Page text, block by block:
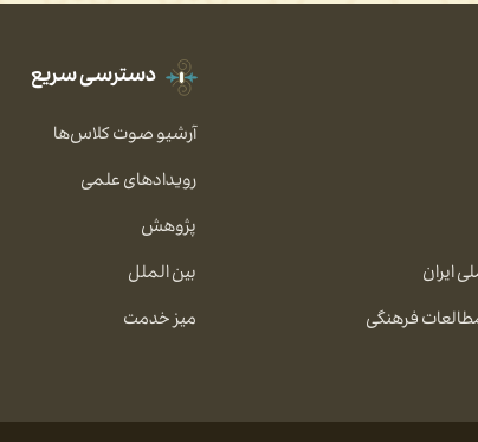
ایران
فرهنگی
دسترسی سریع
آرشیو صوت کلاس‌ها
رویدادهای علمی
پژوهش
بین الملل
میز خدمت